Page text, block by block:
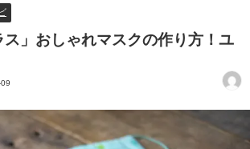
ス」おしゃれマスクの作り方！ユ